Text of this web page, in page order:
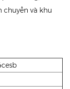
chuyển và khu